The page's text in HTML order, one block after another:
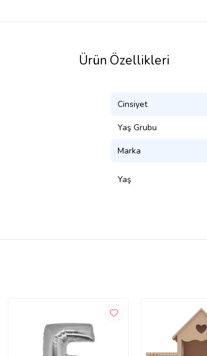
Ürün Özellikleri
Cinsiyet
Yaş Grubu
Marka
Yaş